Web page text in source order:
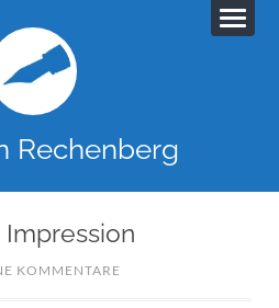
Rechenberg
KOMMENTARE